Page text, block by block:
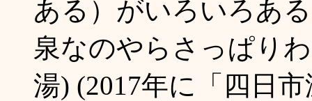
ある）がいろいろあ
泉なのやらさっぱり
湯) (2017年に「四日